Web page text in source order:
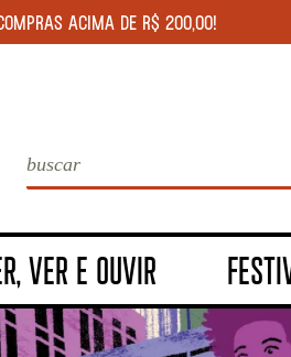
ACIMA DE R$ 200,00!
VER E OUVIR